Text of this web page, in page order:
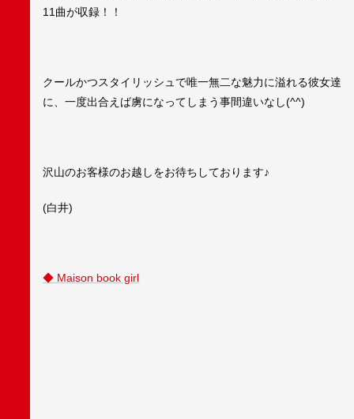
11曲が収録！！
クールかつスタイリッシュで唯一無二な魅力に溢れる彼女達
に、一度出合えば虜になってしまう事間違いなし(^^)
沢山のお客様のお越しをお待ちしております♪
(白井)
◆ Maison book girl